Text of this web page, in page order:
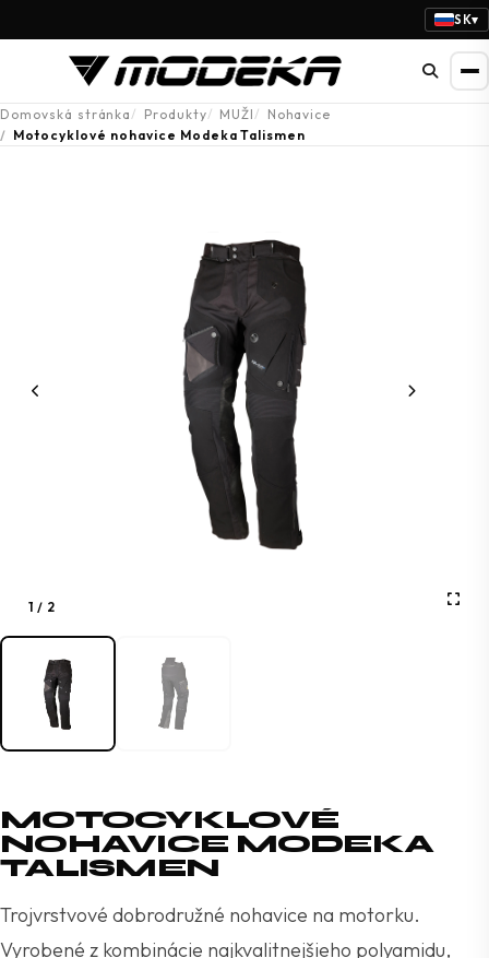
SK▾
Domovská stránka Produkty MUŽI
Nohavice
Motocyklové nohavice Modeka Talismen
1 / 2
MOTOCYKLOVÉ
NOHAVICE MODEKA
TALISMEN
Trojvrstvové dobrodružné nohavice na motorku.
Vyrobené z kombinácie najkvalitnejšieho polyamidu,